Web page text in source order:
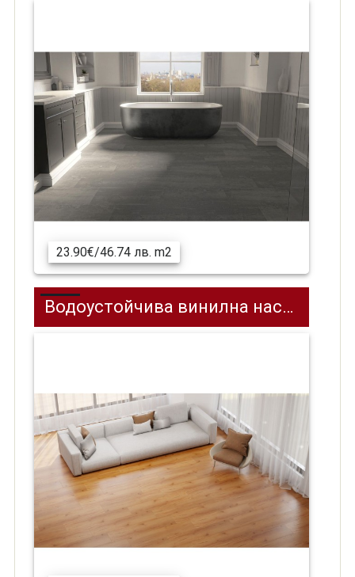
23.90€/46.74 лв. m2
Водоустойчива винилна настилка SPC на клик система REPUBLIC REELCEPU04 Pulsar, 1218 x 228 мм